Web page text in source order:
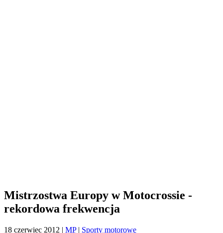
Mistrzostwa Europy w Motocrossie -
rekordowa frekwencja
18 czerwiec 2012 | MP| Sporty motorowe